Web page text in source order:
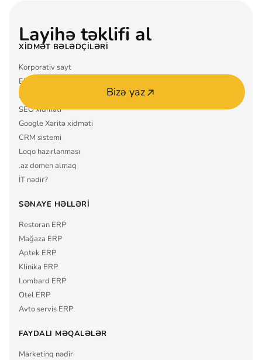
XIDMƏT BƏLƏDÇILƏRI
Korporativ sayt
ERP sistemi
Mobil tətbiq MVP
SEO xidməti
Google Xəritə xidməti
CRM sistemi
Loqo hazırlanması
.az domen almaq
İT nədir?
SƏNAYE HƏLLƏRI
Restoran ERP
Mağaza ERP
Aptek ERP
Klinika ERP
Lombard ERP
Otel ERP
Avto servis ERP
FAYDALI MƏQALƏLƏR
Marketinq nədir
Layihə təklifi al
Bizə yaz